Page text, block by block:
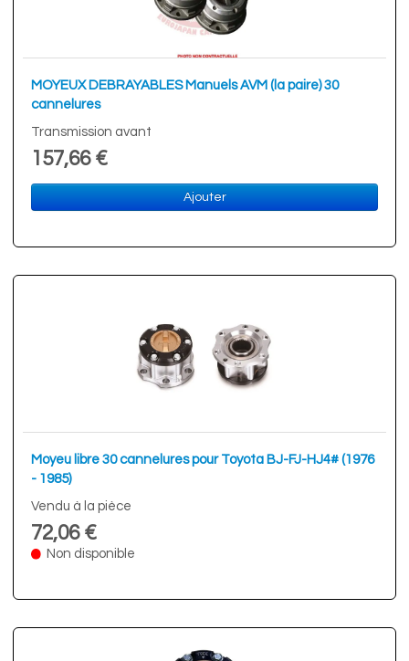
MOYEUX DEBRAYABLES Manuels AVM (la paire) 30
cannelures
Transmission avant
157,66 €
Ajouter
Moyeu libre 30 cannelures pour Toyota BJ-FJ-HJ4# (1976
- 1985)
Vendu à la pièce
72,06 €
Non disponible